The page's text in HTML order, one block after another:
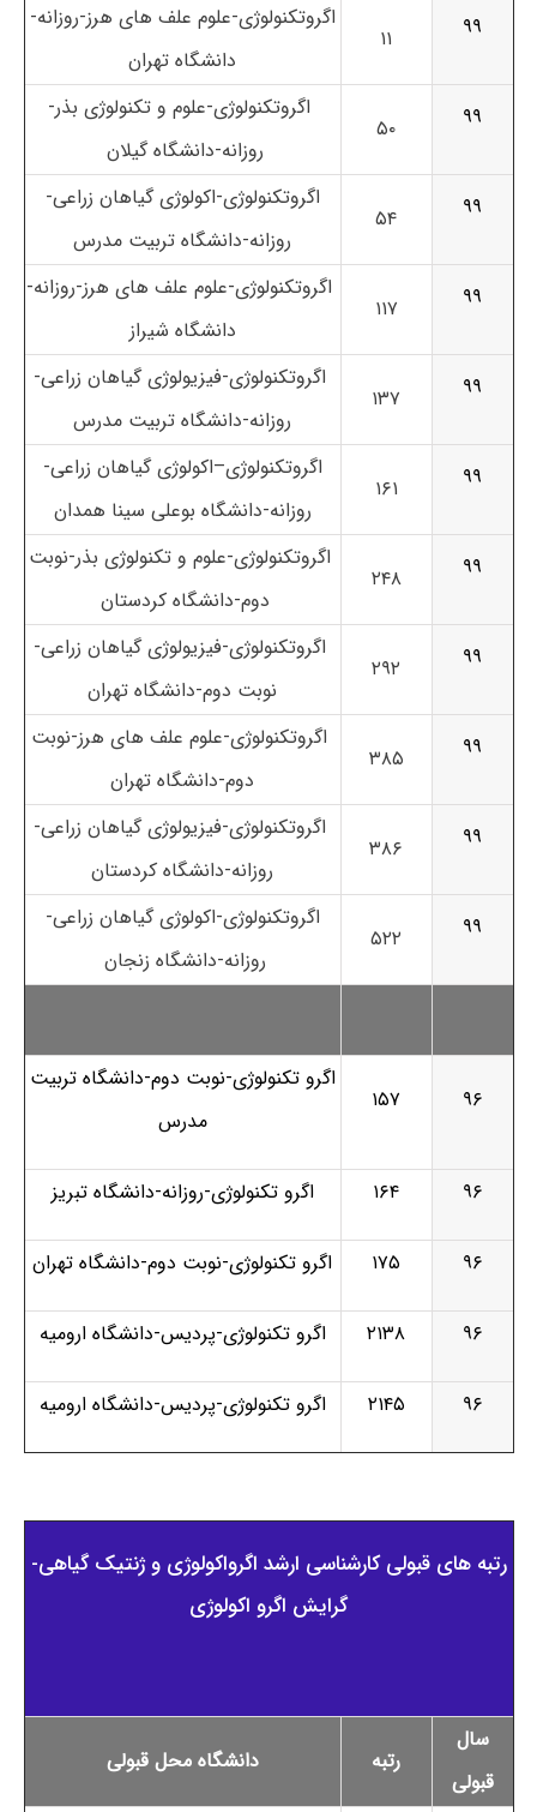
۹۹ ۱۱
اگروتکنولوژی-علوم علف های هرز-روزانه-
دانشگاه تهران
۹۹
۵۰
اگروتکنولوژی-علوم و تکنولوژی بذر-
روزانه-دانشگاه گیلان
۹۹
۵۴
اگروتکنولوژی-اکولوژی گیاهان زراعی-
روزانه-دانشگاه تربیت مدرس
۹۹
۱۱۷
اگروتکنولوژی-علوم علف های هرز-روزانه-
دانشگاه شیراز
۹۹
۱۳۷
اگروتکنولوژی-فیزیولوژی گیاهان زراعی-
روزانه-دانشگاه تربیت مدرس
۹۹
۱۶۱
اگروتکنولوژی–اکولوژی گیاهان زراعی-
روزانه-دانشگاه بوعلی سینا همدان
۹۹
۲۴۸
اگروتکنولوژی-علوم و تکنولوژی بذر-نوبت
دوم-دانشگاه کردستان
۹۹
۲۹۲
اگروتکنولوژی-فیزیولوژی گیاهان زراعی-
نوبت دوم-دانشگاه تهران
۹۹
۳۸۵
اگروتکنولوژی-علوم علف های هرز-نوبت
دوم-دانشگاه تهران
۹۹
۳۸۶
اگروتکنولوژی-فیزیولوژی گیاهان زراعی-
روزانه-دانشگاه کردستان
۹۹
۵۲۲
اگروتکنولوژی-اکولوژی گیاهان زراعی-
روزانه-دانشگاه زنجان
۹۶ ۱۵۷
اگرو تکنولوژی-نوبت دوم-دانشگاه تربیت
مدرس
۹۶ ۱۶۴ اگرو تکنولوژی-روزانه-دانشگاه تبریز
۹۶ ۱۷۵ اگرو تکنولوژی-نوبت دوم-دانشگاه تهران
۹۶ ۲۱۳۸ اگرو تکنولوژی-پردیس-دانشگاه ارومیه
۹۶ ۲۱۴۵ اگرو تکنولوژی-پردیس-دانشگاه ارومیه
رتبه های قبولی کارشناسی ارشد اﮔﺮواﻛﻮﻟﻮژی و ژنتیک ﮔﻴﺎهی-
گرایش اگرو اکولوژی
سال
قبولی
رتبه دانشگاه محل قبولی